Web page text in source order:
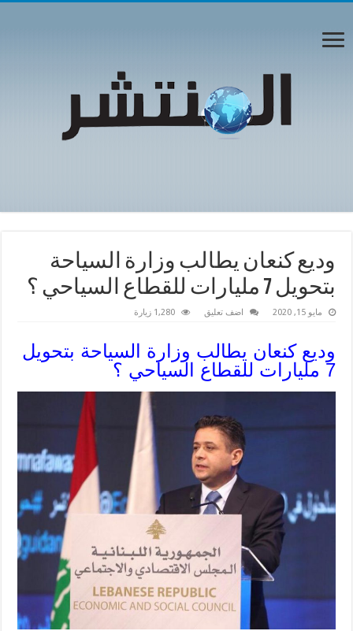
وديع كنعان يطالب وزارة السياحة
بتحويل 7 مليارات للقطاع السياحي ؟
مايو 15, 2020 اضف تعليق 1,280 زيارة
وديع كنعان يطالب وزارة السياحة بتحويل
7 مليارات للقطاع السياحي ؟